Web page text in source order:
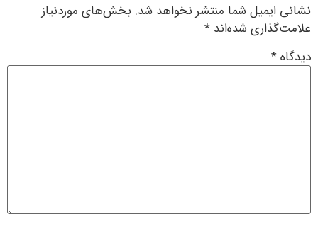
نشانی ایمیل شما منتشر نخواهد شد. بخش‌های موردنیاز
علامت‌گذاری شده‌اند *
دیدگاه*